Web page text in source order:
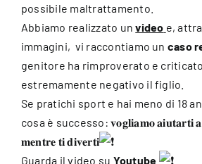
possibile maltrattamento.
Abbiamo realizzato unvideo e,
immagini, vi raccontiamo un caso
genitore ha rimproverato e
estremamente negativo il figlio.
Se pratichi sport e hai meno di 18
cosa è successo: 𝐯𝐨𝐠𝐥𝐢𝐚𝐦𝐨 𝐚𝐢𝐮𝐭𝐚𝐫𝐭𝐢 𝐚
𝐦𝐞𝐧𝐭𝐫𝐞 𝐭𝐢 𝐝𝐢𝐯𝐞𝐫𝐭𝐢
Guarda il video su Youtube